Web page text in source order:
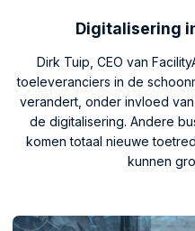
Digitalisering
Dirk Tuip, CEO van
toeleveranciers in de
verandert, onder invloed
de digitalisering. Andere
komen totaal nieuwe
kunnen